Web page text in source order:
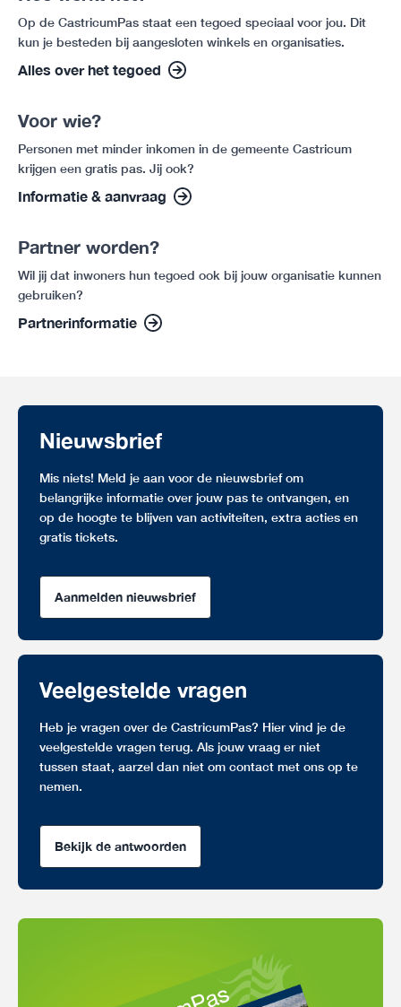
Op de CastricumPas staat een tegoed speciaal voor jou. Dit
kun je besteden bij aangesloten winkels en organisaties.
Alles over het tegoed
Voor wie?
Personen met minder inkomen in de gemeente Castricum
krijgen een gratis pas. Jij ook?
Informatie & aanvraag
Partner worden?
Wil jij dat inwoners hun tegoed ook bij jouw organisatie kunnen
gebruiken?
Partnerinformatie
Nieuwsbrief
Mis niets! Meld je aan voor de nieuwsbrief om
belangrijke informatie over jouw pas te ontvangen, en
op de hoogte te blijven van activiteiten, extra acties en
gratis tickets.
Aanmelden nieuwsbrief
Veelgestelde vragen
Heb je vragen over de CastricumPas? Hier vind je de
veelgestelde vragen terug. Als jouw vraag er niet
tussen staat, aarzel dan niet om contact met ons op te
nemen.
Bekijk de antwoorden